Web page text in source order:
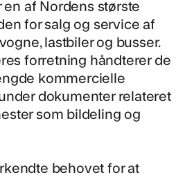
en af Nordens største
for salg og service af
lastbiler og busser.
forretning håndterer de
kommercielle
dokumenter relateret
som bildeling og
behovet for at